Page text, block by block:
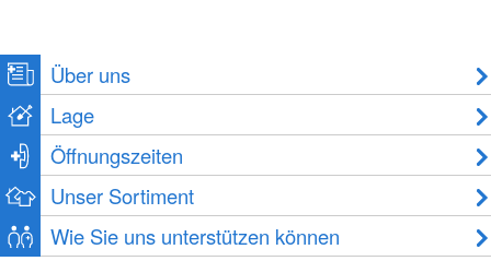
Über uns
Lage
Öffnungszeiten
Unser Sortiment
Wie Sie uns unterstützen können